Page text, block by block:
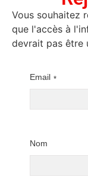
Vous souhaitez
que l'accès à
devrait pas être
Email *
Nom